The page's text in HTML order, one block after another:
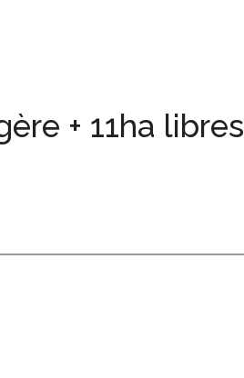
+ 11ha libres